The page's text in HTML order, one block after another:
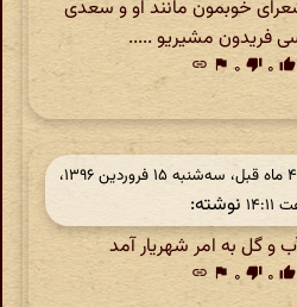
خوبمون مانند او و سعدی
فریدون مشیریو .....
thumb_up ۰ thumb_down ۰ flag
link
در ‫۹ سال و ۴ ماه قبل، سه‌شنبه ۱۵ فروردین ۱۳۹۶،
نوشته:
و گل به امر شهریار آمد
thumb_up ۰ thumb_down ۰ flag
link